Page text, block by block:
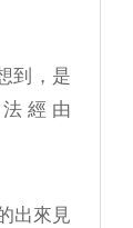
到，是
經由
出來見